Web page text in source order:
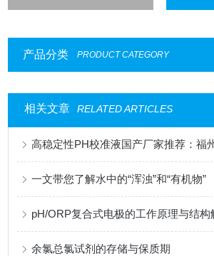
产品分类 PRODUCT CATEGORY
相关文章 RELATED ARTICLES
一文带您了解水中的“浑浊”和“有机物”
pH/ORP复合式电极的工作原理与结构
余氯总氯试剂的存储与保质期